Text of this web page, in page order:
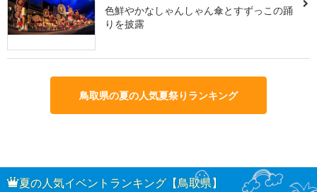
色鮮やかなしゃんしゃん傘とすずっこの踊
りを披露
鳥取県の夏の人気夏祭りランキング
夏の人気イベントランキング【鳥取県】